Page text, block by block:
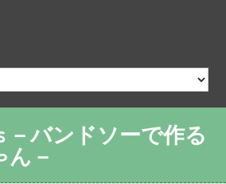
－バンドソーで作る
ん－